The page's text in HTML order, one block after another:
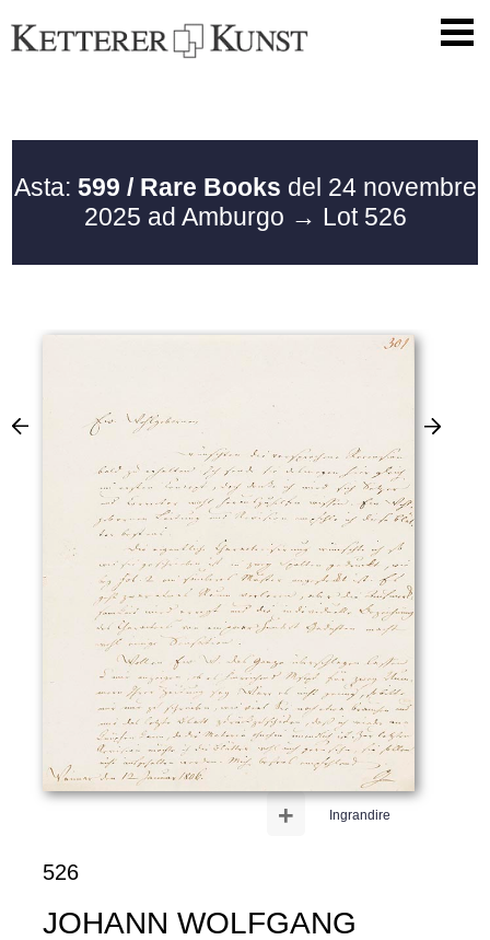
Asta: 599 / Rare Books del 24 novembre
2025 ad Amburgo → Lot 526
Ingrandire
+
526
JOHANN WOLFGANG